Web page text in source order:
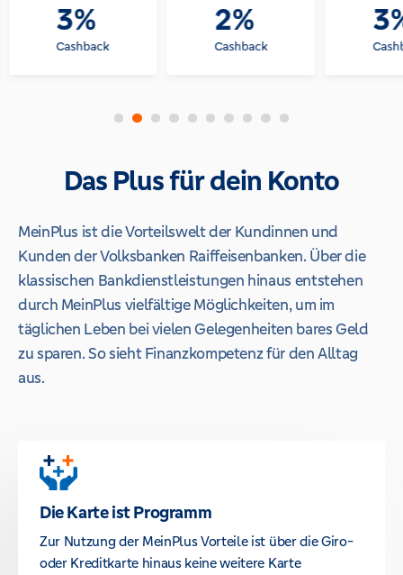
3%
Cashback
2%
Cashback
Das Plus für dein Konto
MeinPlus ist die Vorteilswelt der Kundinnen und
Kunden der Volksbanken Raiffeisenbanken. Über die
klassischen Bankdienstleistungen hinaus entstehen
durch MeinPlus vielfältige Möglichkeiten, um im
täglichen Leben bei vielen Gelegenheiten bares Geld
zu sparen. So sieht Finanzkompetenz für den Alltag
aus.
Die Karte ist Programm
Zur Nutzung der MeinPlus Vorteile ist über die Giro-
oder Kreditkarte hinaus keine weitere Karte